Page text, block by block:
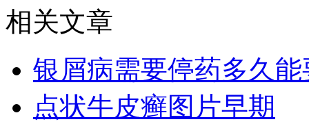
相关文章
银屑病需要停药多久
点状牛皮癣图片早期